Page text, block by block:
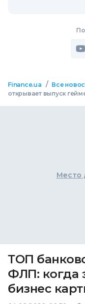
Finance.ua / Все
открывает выпуск
Место
ТОП
ФЛП: когда
бизнес